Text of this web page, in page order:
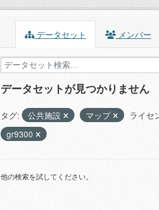
データセット メンバー
データセットが見つかりません
タグ: 公共施設 マップ ライセ
gr9300
他の検索を試してください。